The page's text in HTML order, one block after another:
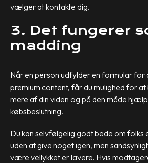
vælger at kontakte dig.
3. Det fungerer
madding
Når en person udfylder en formular for
premium content, får du mulighed for
mere af din viden og på den måde
købsbeslutning.
Du kan selvfølgelig godt bede om folks
uden at give noget igen, men
være vellykket er lavere. Hvis